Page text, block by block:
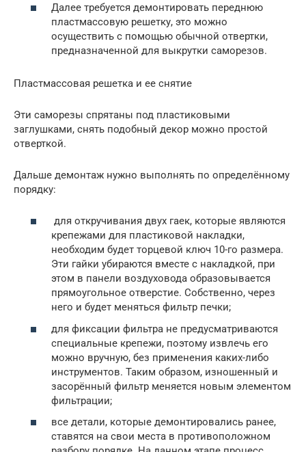
Далее требуется демонтировать переднюю
пластмассовую решетку, это можно
осуществить с помощью обычной отвертки,
предназначенной для выкрутки саморезов.
Пластмассовая решетка и ее снятие
Эти саморезы спрятаны под пластиковыми
заглушками, снять подобный декор можно простой
отверткой.
Дальше демонтаж нужно выполнять по определённому
порядку:
для откручивания двух гаек, которые являются
крепежами для пластиковой накладки,
необходим будет торцевой ключ 10-го размера.
Эти гайки убираются вместе с накладкой, при
этом в панели воздуховода образовывается
прямоугольное отверстие. Собственно, через
него и будет меняться фильтр печки;
для фиксации фильтра не предусматриваются
специальные крепежи, поэтому извлечь его
можно вручную, без применения каких-либо
инструментов. Таким образом, изношенный и
засорённый фильтр меняется новым элементом
фильтрации;
все детали, которые демонтировались ранее,
ставятся на свои места в противоположном